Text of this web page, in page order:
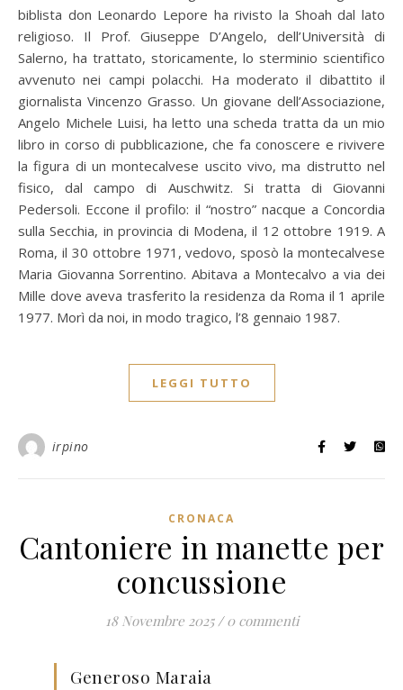
biblista don Leonardo Lepore ha rivisto la Shoah dal lato
religioso. Il Prof. Giuseppe D’Angelo, dell’Università di
Salerno, ha trattato, storicamente, lo sterminio scientifico
avvenuto nei campi polacchi. Ha moderato il dibattito il
giornalista Vincenzo Grasso. Un giovane dell’Associazione,
Angelo Michele Luisi, ha letto una scheda tratta da un mio
libro in corso di pubblicazione, che fa conoscere e rivivere
la figura di un montecalvese uscito vivo, ma distrutto nel
fisico, dal campo di Auschwitz. Si tratta di Giovanni
Pedersoli. Eccone il profilo: il “nostro” nacque a Concordia
sulla Secchia, in provincia di Modena, il 12 ottobre 1919. A
Roma, il 30 ottobre 1971, vedovo, sposò la montecalvese
Maria Giovanna Sorrentino. Abitava a Montecalvo a via dei
Mille dove aveva trasferito la residenza da Roma il 1 aprile
1977. Morì da noi, in modo tragico, l’8 gennaio 1987.
LEGGI TUTTO
irpino
CRONACA
Cantoniere in manette per
concussione
18 Novembre 2025 / 0 commenti
Generoso Maraia